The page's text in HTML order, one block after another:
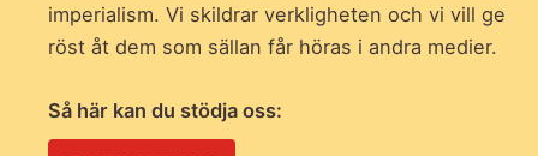
imperialism. Vi skildrar verkligheten och vi vill ge
röst åt dem som sällan får höras i andra medier.
Så här kan du stödja oss: